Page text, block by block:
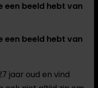
een beeld hebt van
een beeld hebt van
jaar oud en vind